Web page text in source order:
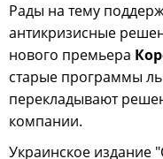
Рады на тему
антикризисные
нового премьера
старые программы
перекладывают
компании.
Украинское издание